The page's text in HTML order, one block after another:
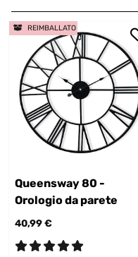
Queensway 80 -
Orologio da parete
40,99 €
REIMBALLATO